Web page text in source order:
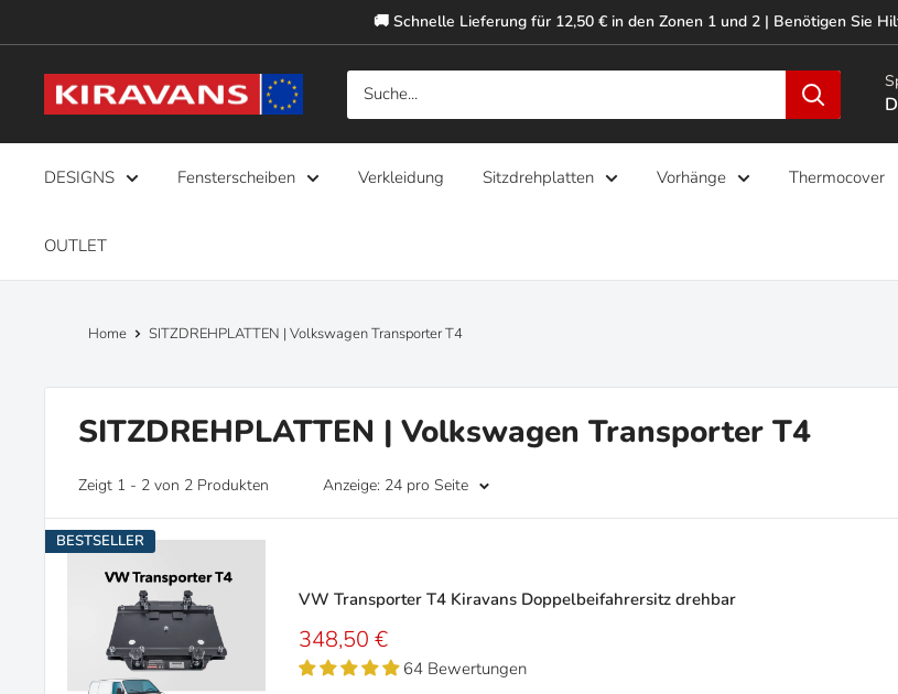
zum
🚚 Schnelle Lieferung für 12,50 € in den Zonen 1 und 2 | Benötigen Sie
Kiravans
Europe
DESIGNS Fensterscheiben Verkleidung Sitzdrehplatten Vorhänge Thermocover
OUTLET
Home SITZDREHPLATTEN | Volkswagen Transporter T4
SITZDREHPLATTEN | Volkswagen Transporter T4
Zeigt 1 - 2 von 2 Produkten Anzeige: 24 pro Seite
BESTSELLER
VW Transporter T4 Kiravans Doppelbeifahrersitz drehbar
Sonderpreis
348,50 €
64 Bewertungen